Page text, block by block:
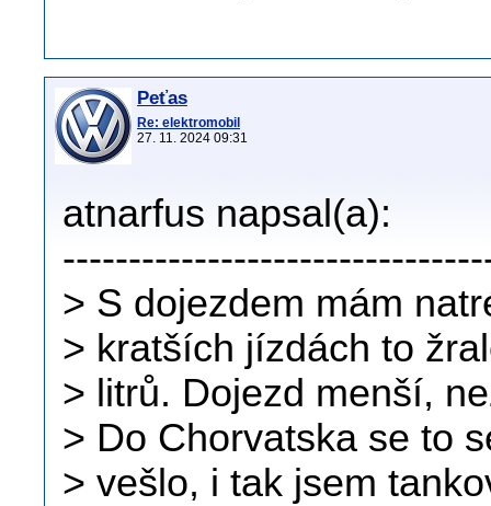
Peťas
Re: elektromobil
27. 11. 2024 09:31
atnarfus napsal(a):
> S dojezdem mám
> kratších jízdách to
> litrů. Dojezd menší,
> Do Chorvatska se to
> vešlo, i tak jsem